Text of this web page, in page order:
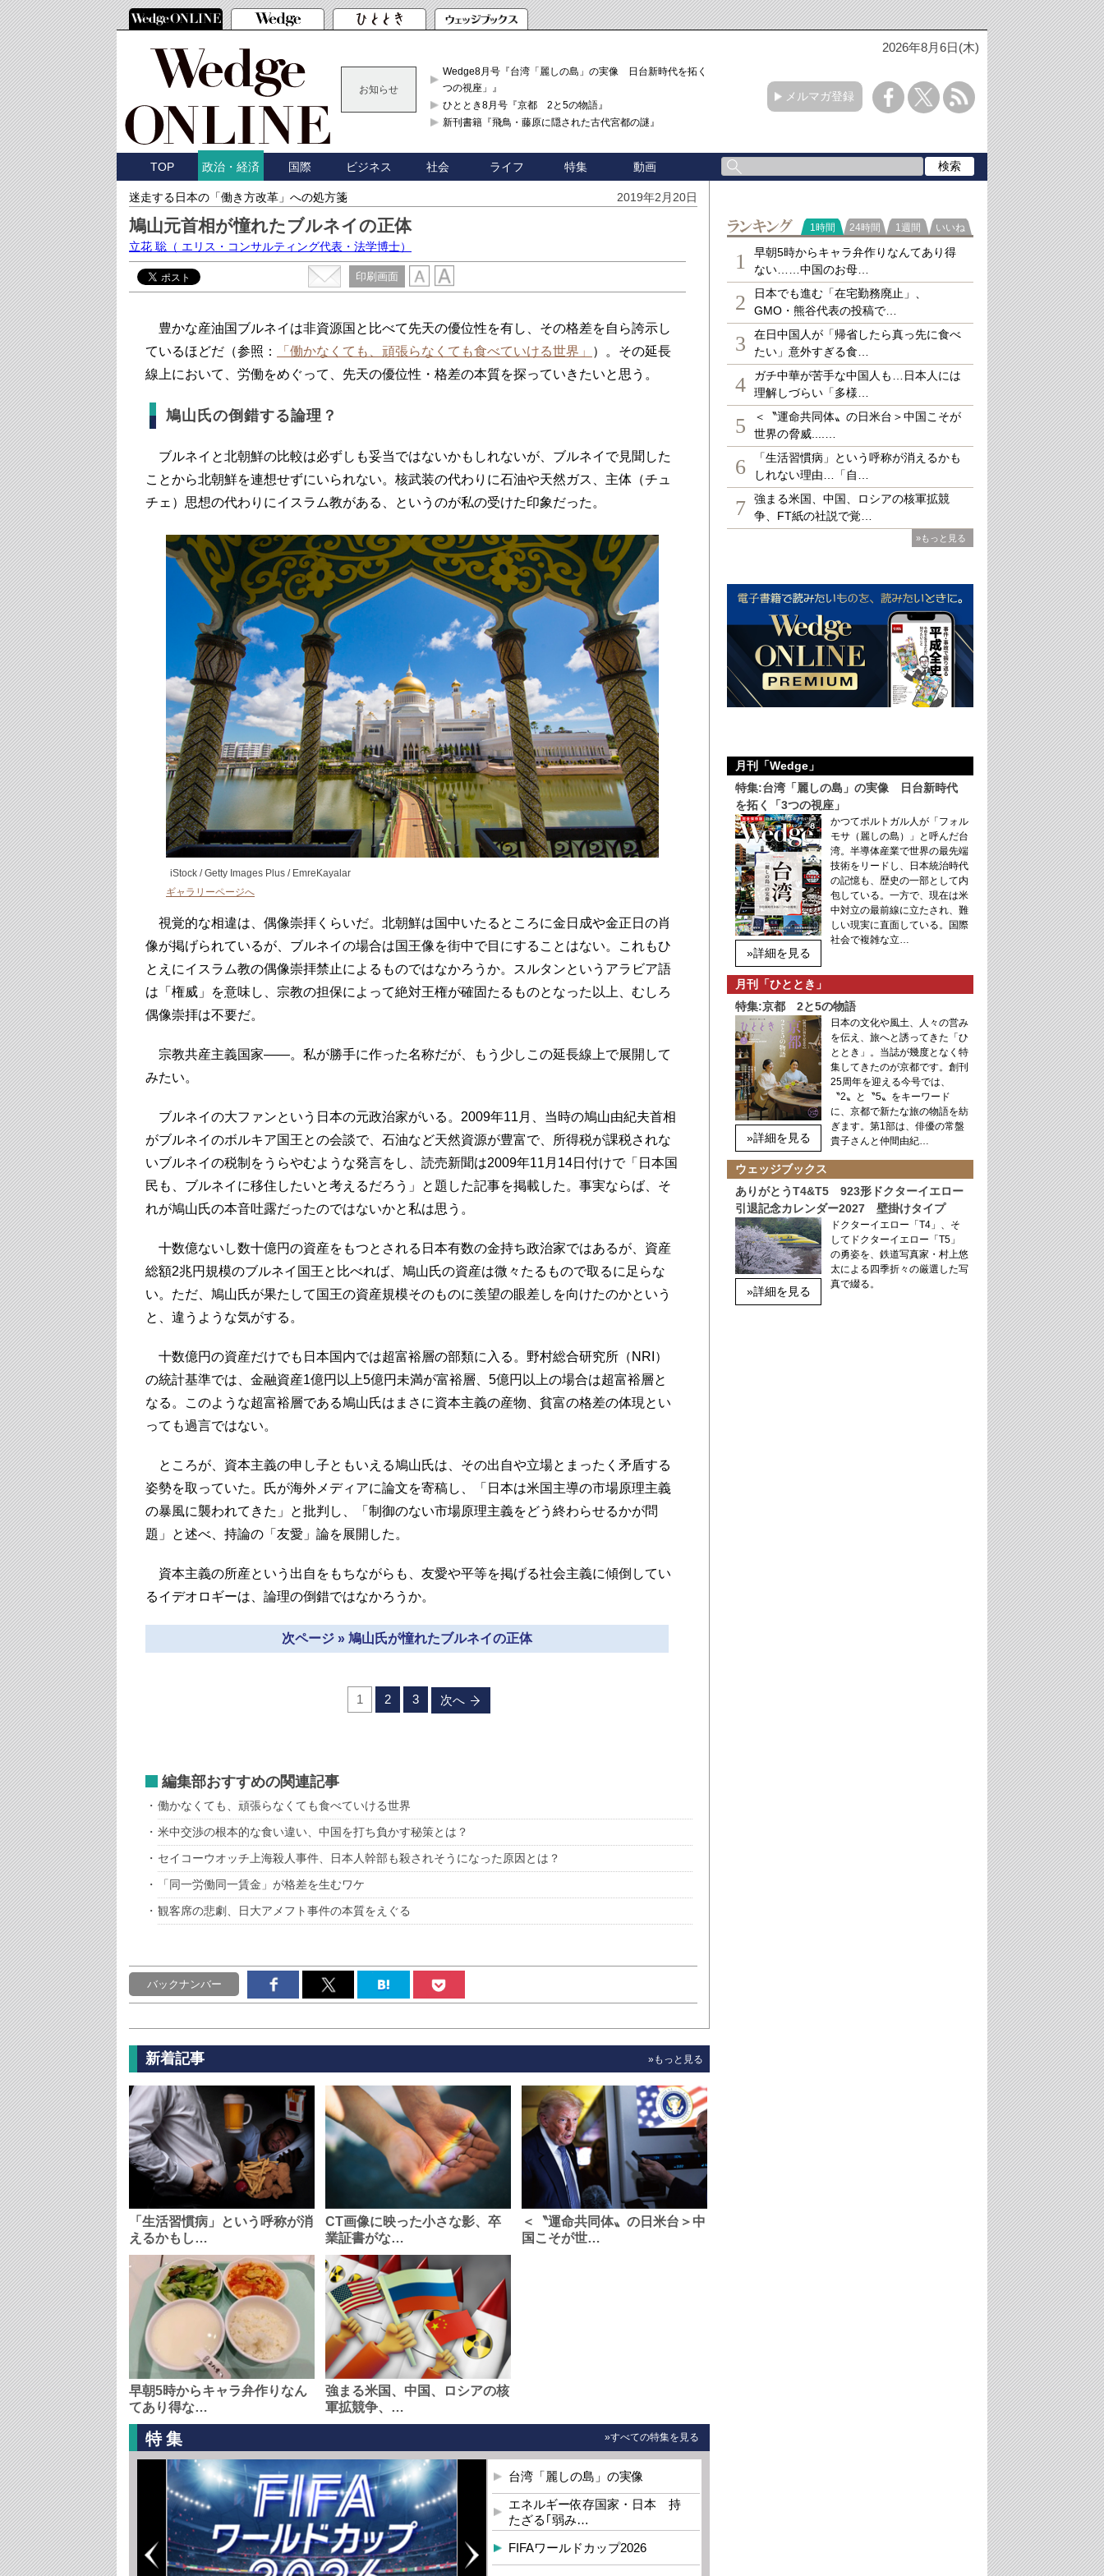
2026年8月6日(木)
お知らせ
Wedge8月号『台湾「麗しの島」の実像 日台新時代を拓く「3
つの視座」』
ひととき8月号『京都 2と5の物語』
新刊書籍『飛鳥・藤原に隠された古代宮都の謎』
メルマガ登録
TOP 政治・経済 国際 ビジネス 社会 ライフ 特集 動画
迷走する日本の「働き方改革」への処方箋 2019年2月20日
鳩山元首相が憧れたブルネイの正体
立花 聡 （ エリス・コンサルティング代表・法学博士）
印刷画面
豊かな産油国ブルネイは非資源国と比べて先天の優位性を有し、その格差を自ら誇示し
ているほどだ（参照：
「働かなくても、頑張らなくても食べていける世界」
）。その延長
線上において、労働をめぐって、先天の優位性・格差の本質を探っていきたいと思う。
鳩山氏の倒錯する論理？
ブルネイと北朝鮮の比較は必ずしも妥当ではないかもしれないが、ブルネイで見聞した
ことから北朝鮮を連想せずにいられない。核武装の代わりに石油や天然ガス、主体（チュ
チェ）思想の代わりにイスラム教がある、というのが私の受けた印象だった。
iStock / Getty Images Plus / EmreKayalar
ギャラリーページへ
視覚的な相違は、偶像崇拝くらいだ。北朝鮮は国中いたるところに金日成や金正日の肖
像が掲げられているが、ブルネイの場合は国王像を街中で目にすることはない。これもひ
とえにイスラム教の偶像崇拝禁止によるものではなかろうか。スルタンというアラビア語
は「権威」を意味し、宗教の担保によって絶対王権が確固たるものとなった以上、むしろ
偶像崇拝は不要だ。
宗教共産主義国家――。私が勝手に作った名称だが、もう少しこの延長線上で展開して
みたい。
ブルネイの大ファンという日本の元政治家がいる。2009年11月、当時の鳩山由紀夫首相
がブルネイのボルキア国王との会談で、石油など天然資源が豊富で、所得税が課税されな
いブルネイの税制をうらやむような発言をし、読売新聞は2009年11月14日付けで「日本国
民も、ブルネイに移住したいと考えるだろう」と題した記事を掲載した。事実ならば、そ
れが鳩山氏の本音吐露だったのではないかと私は思う。
十数億ないし数十億円の資産をもつとされる日本有数の金持ち政治家ではあるが、資産
総額2兆円規模のブルネイ国王と比べれば、鳩山氏の資産は微々たるもので取るに足らな
い。ただ、鳩山氏が果たして国王の資産規模そのものに羨望の眼差しを向けたのかという
と、違うような気がする。
十数億円の資産だけでも日本国内では超富裕層の部類に入る。野村総合研究所（NRI）
の統計基準では、金融資産1億円以上5億円未満が富裕層、5億円以上の場合は超富裕層と
なる。このような超富裕層である鳩山氏はまさに資本主義の産物、貧富の格差の体現とい
っても過言ではない。
ところが、資本主義の申し子ともいえる鳩山氏は、その出自や立場とまったく矛盾する
姿勢を取っていた。氏が海外メディアに論文を寄稿し、「日本は米国主導の市場原理主義
の暴風に襲われてきた」と批判し、「制御のない市場原理主義をどう終わらせるかが問
題」と述べ、持論の「友愛」論を展開した。
資本主義の所産という出自をもちながらも、友愛や平等を掲げる社会主義に傾倒してい
るイデオロギーは、論理の倒錯ではなかろうか。
次ページ » 鳩山氏が憧れたブルネイの正体
1 2 3 次へ
編集部おすすめの関連記事
働かなくても、頑張らなくても食べていける世界
米中交渉の根本的な食い違い、中国を打ち負かす秘策とは？
セイコーウオッチ上海殺人事件、日本人幹部も殺されそうになった原因とは？
「同一労働同一賃金」が格差を生むワケ
観客席の悲劇、日大アメフト事件の本質をえぐる
バックナンバー
新着記事 »もっと見る
「生活習慣病」という呼称が消
えるかもし…
CT画像に映った小さな影、卒
業証書がな…
＜〝運命共同体〟の日米台＞中
国こそが世…
早朝5時からキャラ弁作りなん
てあり得な…
強まる米国、中国、ロシアの核
軍拡競争、…
特集 »すべての特集を見る
台湾「麗しの島」の実像
エネルギー依存国家・日本 持
たざる｢弱み…
FIFAワールドカップ2026
ランキング
1時間 24時間 1週間 いいね
1
早朝5時からキャラ弁作りなんてあり得
ない……中国のお母…
2
日本でも進む「在宅勤務廃止」、
GMO・熊谷代表の投稿で…
3
在日中国人が「帰省したら真っ先に食べ
たい」意外すぎる食…
4
ガチ中華が苦手な中国人も…日本人には
理解しづらい「多様…
5
＜〝運命共同体〟の日米台＞中国こそが
世界の脅威....…
6
「生活習慣病」という呼称が消えるかも
しれない理由…「自…
7
強まる米国、中国、ロシアの核軍拡競
争、FT紙の社説で覚…
»もっと見る
月刊「Wedge」
特集:台湾「麗しの島」の実像 日台新時代
を拓く「3つの視座」
»詳細を見る
かつてポルトガル人が「フォル
モサ（麗しの島）」と呼んだ台
湾。半導体産業で世界の最先端
技術をリードし、日本統治時代
の記憶も、歴史の一部として内
包している。一方で、現在は米
中対立の最前線に立たされ、難
しい現実に直面している。国際
社会で複雑な立…
月刊「ひととき」
特集:京都 2と5の物語
»詳細を見る
日本の文化や風土、人々の営み
を伝え、旅へと誘ってきた「ひ
ととき」。当誌が幾度となく特
集してきたのが京都です。創刊
25周年を迎える今号では、
〝2〟と〝5〟をキーワード
に、京都で新たな旅の物語を紡
ぎます。第1部は、俳優の常盤
貴子さんと仲間由紀…
ウェッジブックス
ありがとうT4&T5 923形ドクターイエロー
引退記念カレンダー2027 壁掛けタイプ
»詳細を見る
ドクターイエロー「T4」、そ
してドクターイエロー「T5」
の勇姿を、鉄道写真家・村上悠
太による四季折々の厳選した写
真で綴る。